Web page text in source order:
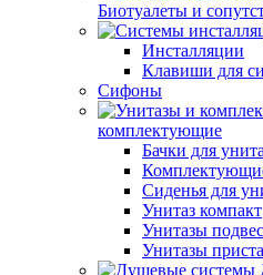
Биотуалеты и
Инсталляции
Клавиши для
Сифоны
комплектующие
Бачки для
Сиденья для
Унитаз компакт
Унитазы
Унитазы